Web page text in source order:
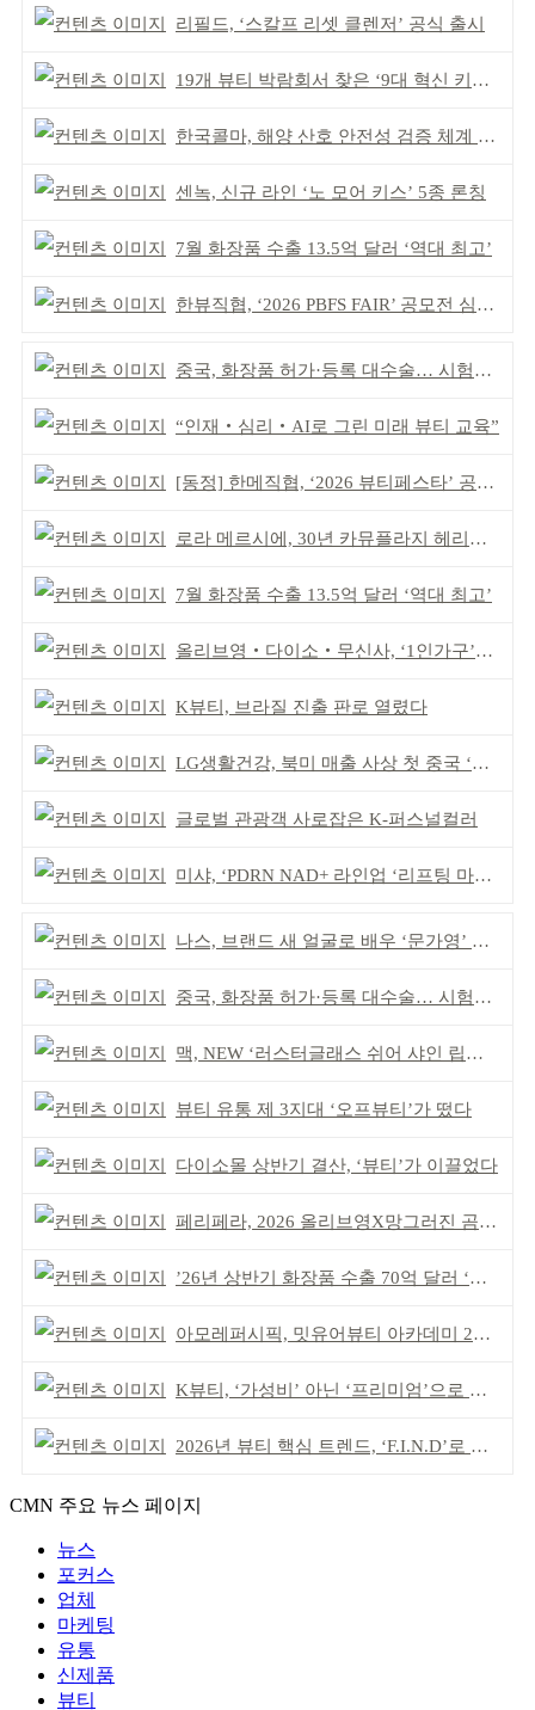
리필드, ‘스칼프 리셋 클렌저’ 공식 출시
19개 뷰티 박람회서 찾은 ‘9대 혁신 키워드’
한국콜마, 해양 산호 안전성 검증 체계 구축
센녹, 신규 라인 ‘노 모어 키스’ 5종 론칭
7월 화장품 수출 13.5억 달러 ‘역대 최고’
한뷰직협, ‘2026 PBFS FAIR’ 공모전 심사 성료
중국, 화장품 허가·등록 대수술… 시험자료 공용 허용
“인재‧심리‧AI로 그린 미래 뷰티 교육”
[동정] 한메직협, ‘2026 뷰티페스타’ 공동 주최
로라 메르시에, 30년 카뮤플라지 헤리티지 담아
7월 화장품 수출 13.5억 달러 ‘역대 최고’
올리브영‧다이소‧무신사, ‘1인가구’가 이끈다
K뷰티, 브라질 진출 판로 열렸다
LG생활건강, 북미 매출 사상 첫 중국 ‘추월’
글로벌 관광객 사로잡은 K-퍼스널컬러
미샤, ‘PDRN NAD+ 라인업 ‘리프팅 마스크’ 출시
나스, 브랜드 새 얼굴로 배우 ‘문가영’ 발탁
중국, 화장품 허가·등록 대수술… 시험자료 공용 허용
맥, NEW ‘러스터글래스 쉬어 샤인 립스틱’ 출시
뷰티 유통 제 3지대 ‘오프뷰티’가 떴다
다이소몰 상반기 결산, ‘뷰티’가 이끌었다
페리페라, 2026 올리브영X망그러진 곰 콜라보
’26년 상반기 화장품 수출 70억 달러 ‘역대 최고’
아모레퍼시픽, 밋유어뷰티 아카데미 2기 발대식
K뷰티, ‘가성비’ 아닌 ‘프리미엄’으로 승부걸어야
2026년 뷰티 핵심 트렌드, ‘F.I.N.D’로 읽는다
CMN 주요 뉴스 페이지
뉴스
포커스
업체
마케팅
유통
신제품
뷰티